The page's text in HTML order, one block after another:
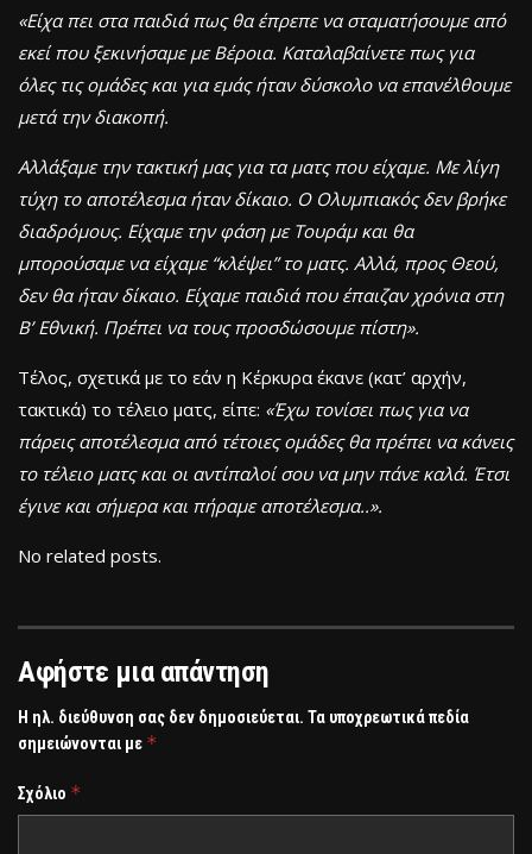
«Είχα πει στα παιδιά πως θα έπρεπε να σταματήσουμε από
εκεί που ξεκινήσαμε με Βέροια. Καταλαβαίνετε πως για
όλες τις ομάδες και για εμάς ήταν δύσκολο να επανέλθουμε
μετά την διακοπή.
Αλλάξαμε την τακτική μας για τα ματς που είχαμε. Με λίγη
τύχη το αποτέλεσμα ήταν δίκαιο. Ο Ολυμπιακός δεν βρήκε
διαδρόμους. Είχαμε την φάση με Τουράμ και θα
μπορούσαμε να είχαμε “κλέψει” το ματς. Αλλά, προς Θεού,
δεν θα ήταν δίκαιο. Είχαμε παιδιά που έπαιζαν χρόνια στη
Β’ Εθνική. Πρέπει να τους προσδώσουμε πίστη».
Τέλος, σχετικά με το εάν η Κέρκυρα έκανε (κατ’ αρχήν,
τακτικά) το τέλειο ματς, είπε: «Έχω τονίσει πως για να
πάρεις αποτέλεσμα από τέτοιες ομάδες θα πρέπει να κάνεις
το τέλειο ματς και οι αντίπαλοί σου να μην πάνε καλά. Έτσι
έγινε και σήμερα και πήραμε αποτέλεσμα..».
No related posts.
Αφήστε μια απάντηση
Η ηλ. διεύθυνση σας δεν δημοσιεύεται. Τα υποχρεωτικά πεδία
σημειώνονται με *
Σχόλιο *